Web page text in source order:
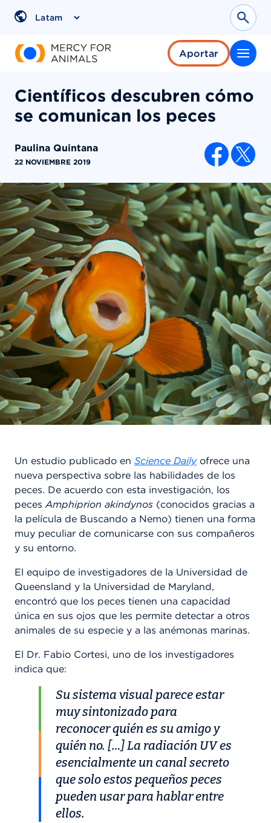
Region
Aportar
Científicos descubren cómo
se comunican los peces
Paulina Quintana
22 NOVIEMBRE 2019
Un estudio publicado en Science Daily ofrece una
nueva perspectiva sobre las habilidades de los
peces. De acuerdo con esta investigación, los
pecesAmphiprion akindynos (conocidos gracias a
la película de Buscando a Nemo) tienen una forma
muy peculiar de comunicarse con sus compañeros
y su entorno.
El equipo de investigadores de la Universidad de
Queensland y la Universidad de Maryland,
encontró que los peces tienen una capacidad
única en sus ojos que les permite detectar a otros
animales de su especie y a las anémonas marinas.
El Dr. Fabio Cortesi, uno de los investigadores
indica que:
Su sistema visual parece estar
muy sintonizado para
reconocer quién es su amigo y
quién no. […] La radiación UV es
esencialmente un canal secreto
que solo estos pequeños peces
pueden usar para hablar entre
ellos.